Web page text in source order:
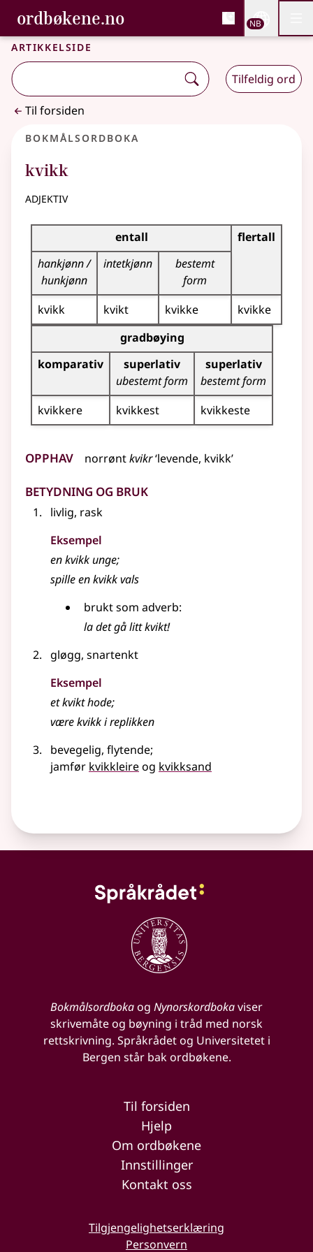
Gå til hovedinnhold
Tilgjengelighet
ordbøkene.no, Bokmålsordboka og
Bokmålsordboka og Nynorskordboka
NB
Artikkelside
Tilfeldig ord
Til forsiden
Bokmålsordboka
kvikk
adjektiv
Bøyingstabell for dette adjektivet
entall
flertall
hankjønn /
hunkjønn
intetkjønn
bestemt
form
kvikk
kvikt kvikke
kvikke
Bøyingstabell for dette adjektivet (gradbøying)
gradbøying
komparativ
superlativ
ubestemt form
superlativ
bestemt form
kvikkere
kvikkest kvikkeste
Opphav norrøntkvikr‘levende, kvikk’
Betydning og bruk
livlig, rask
Eksempel
enkvikk unge;
spille enkvikkvals
brukt som adverb:
la det gå litt kvikt!
gløgg, snartenkt
Eksempel
et kvikt hode;
værekvikki replikken
bevegelig, flytende;
jamfør kvikkleireog kvikksand
Bokmålsordbokaog Nynorskordbokaviser
skrivemåte og bøyning i tråd med norsk
rettskrivning. Språkrådet og Universitetet i
Bergen står bak ordbøkene.
Til forsiden
Hjelp
Om ordbøkene
Innstillinger
Kontakt oss
Tilgjengelighetserklæring
Personvern